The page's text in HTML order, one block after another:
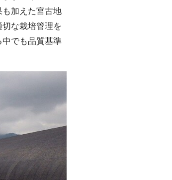
加えた宮古地
な栽培管理を
でも品質基準